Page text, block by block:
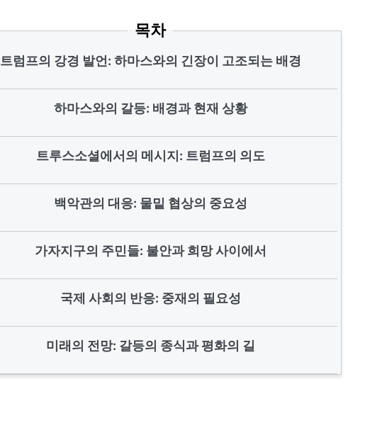
목차
트럼프의 강경 발언: 하마스와의 긴장이 고조되는 배경
하마스와의 갈등: 배경과 현재 상황
트루스소셜에서의 메시지: 트럼프의 의도
백악관의 대응: 물밑 협상의 중요성
가자지구의 주민들: 불안과 희망 사이에서
국제 사회의 반응: 중재의 필요성
미래의 전망: 갈등의 종식과 평화의 길